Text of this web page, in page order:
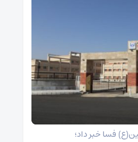
فسا خبر داد؛